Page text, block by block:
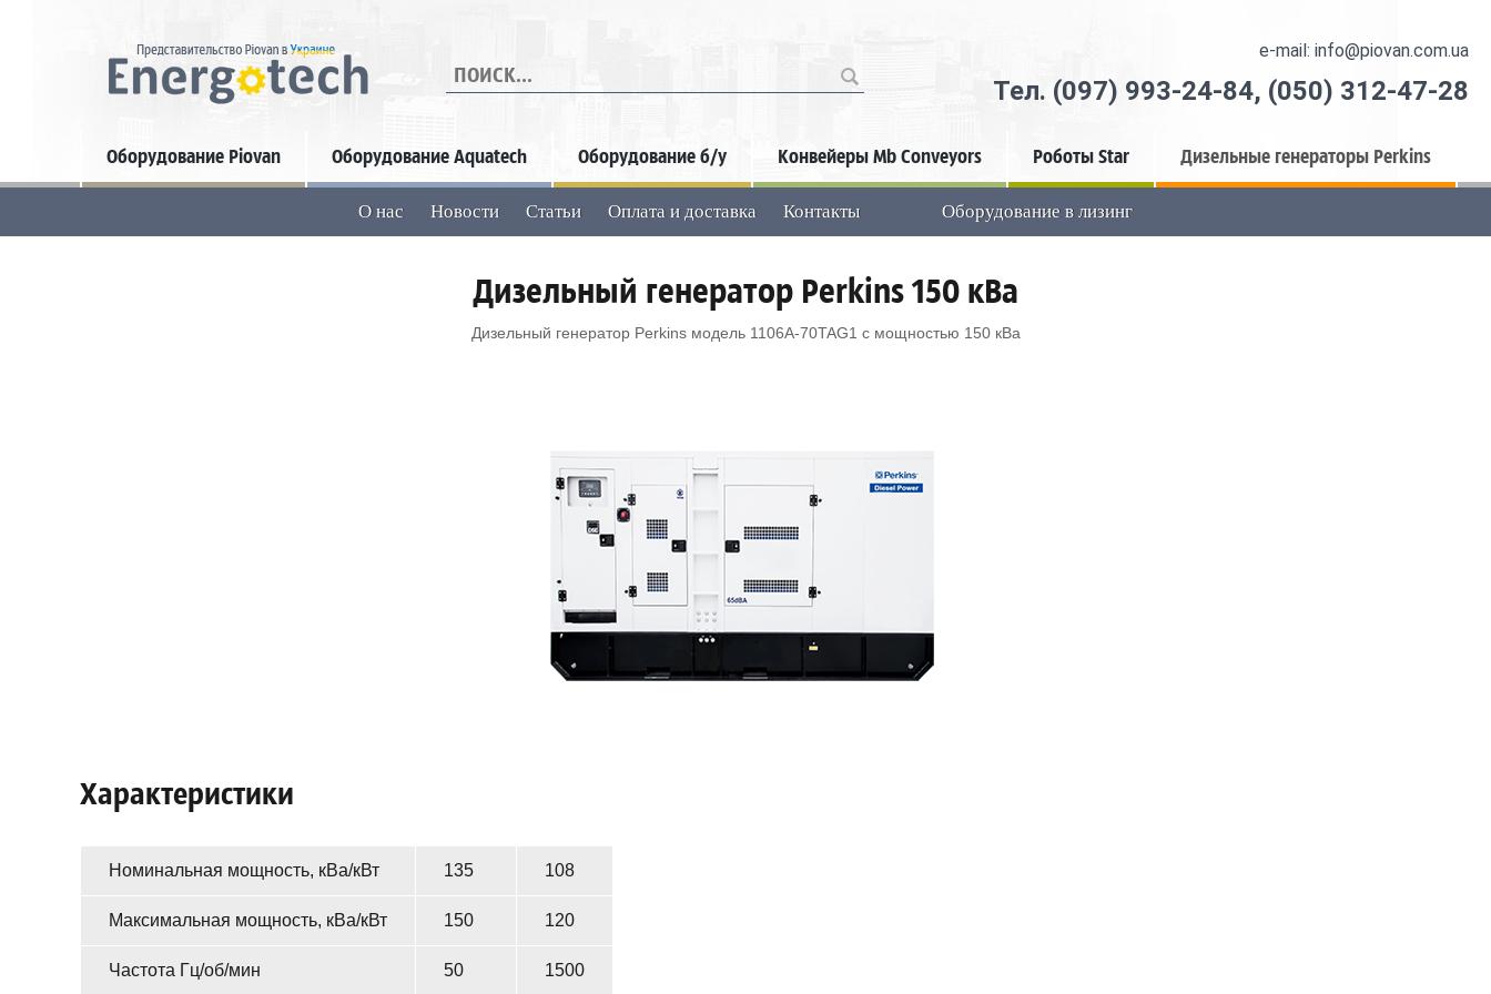
Искать...
e-mail: info@piovan.com.ua
Тел. (097) 993-24-84, (050) 312-47-28
Оборудование Piovan Оборудование Aquatech Оборудование б/у Конвейеры Mb Conveyors Роботы Star Дизельные генераторы Perkins
О нас Новости Статьи Оплата и доставка Контакты Оборудование в лизинг
Дизельный генератор Perkins 150 кВа
Дизельный генератор Perkins модель 1106A-70TAG1 с мощностью 150 кВа
Характеристики
Номинальная мощность, кВа/кВт 135 108
Максимальная мощность, кВа/кВт 150 120
Частота Гц/об/мин 50 1500